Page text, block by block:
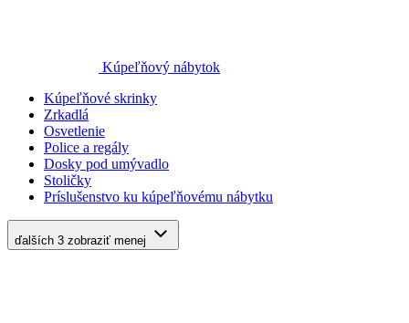
Kúpeľňový nábytok
Kúpeľňové skrinky
Zrkadlá
Osvetlenie
Police a regály
Dosky pod umývadlo
Stoličky
Príslušenstvo ku kúpeľňovému nábytku
ďalších 3 zobraziť menej